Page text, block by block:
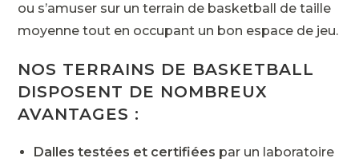
ou s’amuser sur un terrain de basketball de taille
moyenne tout en occupant un bon espace de jeu.
NOS TERRAINS DE BASKETBALL
DISPOSENT DE NOMBREUX
AVANTAGES :
Dalles testées et certifiées par un laboratoire